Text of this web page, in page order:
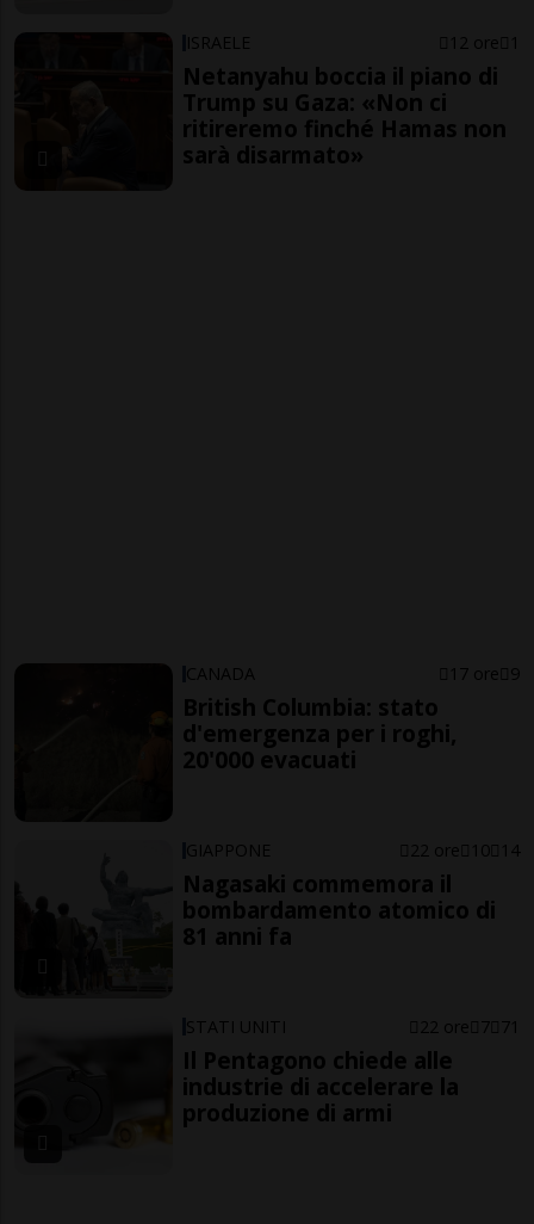
ISRAELE 12 ore 1
Netanyahu boccia il piano di
Trump su Gaza: «Non ci
ritireremo finché Hamas non
sarà disarmato»
CANADA 17 ore 9
British Columbia: stato
d'emergenza per i roghi,
20'000 evacuati
GIAPPONE 22 ore 10 14
Nagasaki commemora il
bombardamento atomico di
81 anni fa
STATI UNITI 22 ore 7 71
Il Pentagono chiede alle
industrie di accelerare la
produzione di armi